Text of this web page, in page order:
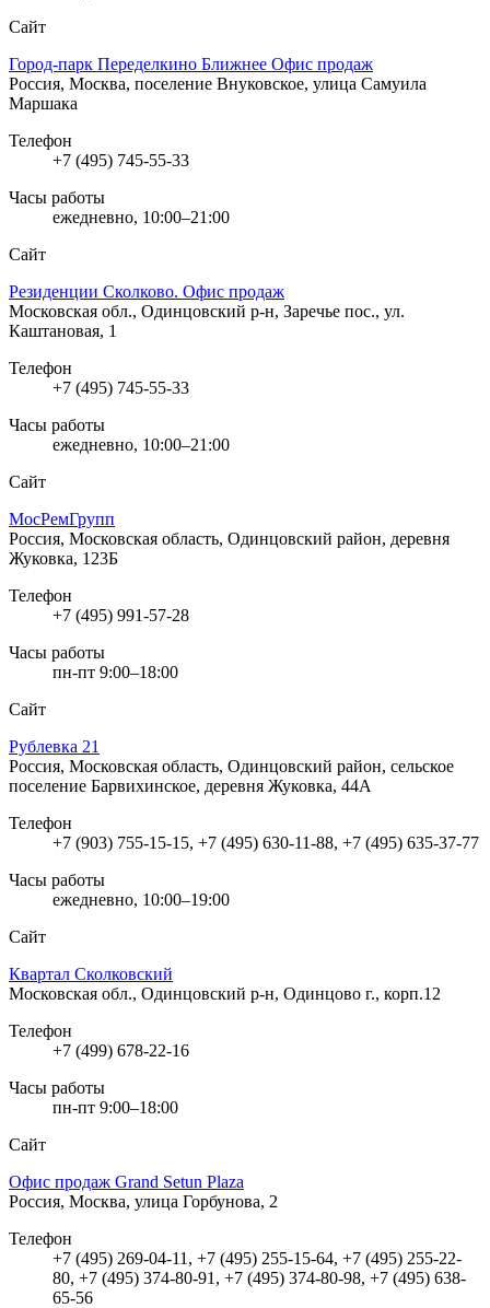
Сайт
Город-парк Переделкино Ближнее Офис продаж
Россия, Москва, поселение Внуковское, улица Самуила
Маршака
Телефон
+7 (495) 745-55-33
Часы работы
ежедневно, 10:00–21:00
Сайт
Резиденции Сколково. Офис продаж
Московская обл., Одинцовский р-н, Заречье пос., ул.
Каштановая, 1
Телефон
+7 (495) 745-55-33
Часы работы
ежедневно, 10:00–21:00
Сайт
МосРемГрупп
Россия, Московская область, Одинцовский район, деревня
Жуковка, 123Б
Телефон
+7 (495) 991-57-28
Часы работы
пн-пт 9:00–18:00
Сайт
Рублевка 21
Россия, Московская область, Одинцовский район, сельское
поселение Барвихинское, деревня Жуковка, 44А
Телефон
+7 (903) 755-15-15, +7 (495) 630-11-88, +7 (495) 635-37-77
Часы работы
ежедневно, 10:00–19:00
Сайт
Квартал Сколковский
Московская обл., Одинцовский р-н, Одинцово г., корп.12
Телефон
+7 (499) 678-22-16
Часы работы
пн-пт 9:00–18:00
Сайт
Офис продаж Grand Setun Plaza
Россия, Москва, улица Горбунова, 2
Телефон
+7 (495) 269-04-11, +7 (495) 255-15-64, +7 (495) 255-22-
80, +7 (495) 374-80-91, +7 (495) 374-80-98, +7 (495) 638-
65-56